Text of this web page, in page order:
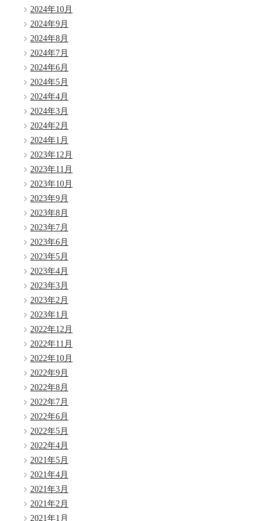
2024年10月
2024年9月
2024年8月
2024年7月
2024年6月
2024年5月
2024年4月
2024年3月
2024年2月
2024年1月
2023年12月
2023年11月
2023年10月
2023年9月
2023年8月
2023年7月
2023年6月
2023年5月
2023年4月
2023年3月
2023年2月
2023年1月
2022年12月
2022年11月
2022年10月
2022年9月
2022年8月
2022年7月
2022年6月
2022年5月
2022年4月
2021年5月
2021年4月
2021年3月
2021年2月
2021年1月